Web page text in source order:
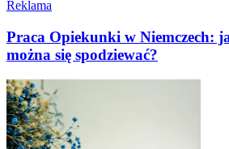
Reklama
Praca Opiekunki w Niemczech:
można się spodziewać?